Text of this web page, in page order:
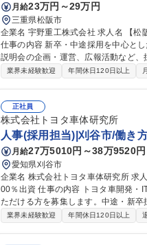
月給23万円～29万円
三重県松阪市
企業名 宇野重工株式会社 求人名 【松阪市/採用人事】大学等への採用広報/土日祝休/年休122日/賞与5ヶ月/転勤無
仕事の内容 新卒・中途採用を中心と
説明会の企画・運営、広報活動など、採用におけ
説明会の企画・実施（学校訪問含む
集職種 【松阪市/採用人事】大学等へ
業界未経験歓迎 年間休日120日以上
正社員
株式会社トヨタ車体研究所
人事(採用担当)|刈谷市/働き
月給27万5010円～38万9520円
愛知県刈谷市
企業名 株式会社トヨタ車体研究所 求人名 人事（採用担当）｜刈谷市/働き方◎/採用企画も挑戦可/トヨタ車体(株)1
00％出資 仕事の内容 トヨタ車開発・ITシステム開発のさらなる成長に向けて、愛知県での採用強化を推進してい
ただける方を募集します。中途・新
ションです。 ・中途採用・新卒採用の企画／実行 ・求人票作成・媒体運用 ・人材紹介会社との折衝・改善提案
業界未経験歓迎 年間休日120日以上